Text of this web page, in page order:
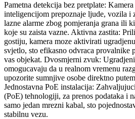
Pametna detekcija bez pretplate:
inteligencijom prepoznaje ljude, vozila i
lazne alarme zbog pomjeranja grana ili
koje su zaista vazne. Aktivna zastita:
gostiju, kamera moze aktivirati
svjetlo, sto efikasno odvraca provalnike
vas objekat. Dvosmjerni zvuk:
omogucavaju da u realnom vremenu
upozorite sumnjive osobe direktno
Jednostavna PoE instalacija:
(PoE) tehnologiji, za prenos podataka i
samo jedan mrezni kabal, sto
stabilnu vezu.